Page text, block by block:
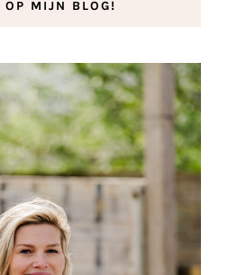
OP MIJN BLOG!